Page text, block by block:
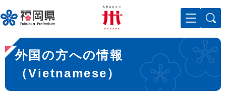
ー
ジ
先
頭
。
メニューを飛ばして本文へ
本
文
外国の方への情報
（Vietnamese）